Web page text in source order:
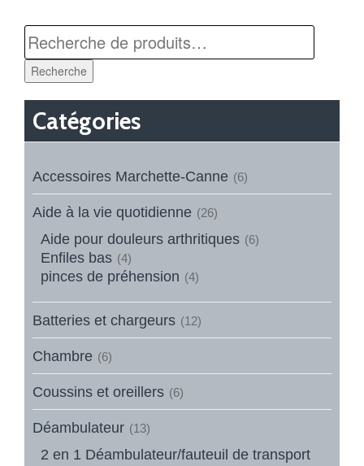
Recherche
Catégories
Accessoires Marchette-Canne (6)
Aide à la vie quotidienne (26)
Aide pour douleurs arthritiques (6)
Enfiles bas (4)
pinces de préhension (4)
Batteries et chargeurs (12)
Chambre (6)
Coussins et oreillers (6)
Déambulateur (13)
2 en 1 Déambulateur/fauteuil de transport